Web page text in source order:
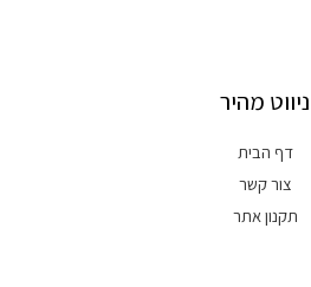
ניווט מהיר
דף הבית
צור קשר
תקנון אתר